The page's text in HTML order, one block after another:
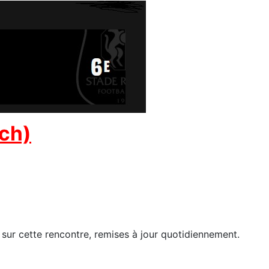
cette rencontre, remises à jour quotidiennement.